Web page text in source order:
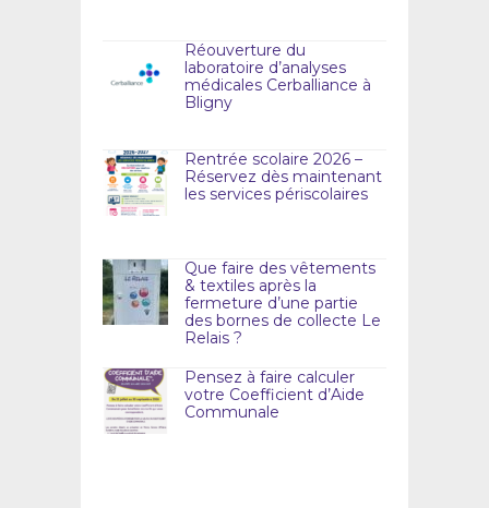
Réouverture du
laboratoire d’analyses
médicales Cerballiance à
Bligny
Rentrée scolaire 2026 –
Réservez dès maintenant
les services périscolaires
Que faire des vêtements
& textiles après la
fermeture d’une partie
des bornes de collecte Le
Relais ?
Pensez à faire calculer
votre Coefficient d’Aide
Communale